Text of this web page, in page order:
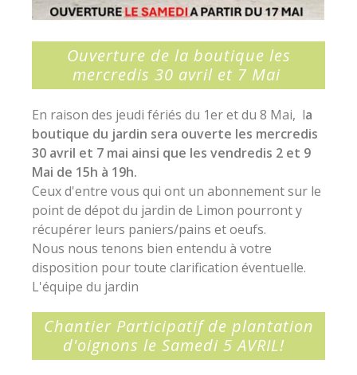
Ouverture de la boutique les
mercredis 30 avril et 7 Mai
En raison des jeudi fériés du 1er et du 8 Mai, la
boutique du jardin sera ouverte les mercredis
30 avril et 7 mai ainsi que les vendredis 2 et 9
Mai de 15h à 19h.
Ceux d'entre vous qui ont un abonnement sur le
point de dépot du jardin de Limon pourront y
récupérer leurs paniers/pains et oeufs.
Nous nous tenons bien entendu à votre
disposition pour toute clarification éventuelle.
L'équipe du jardin
Chantier Participatif de plantation
d'oignons le Samedi 5 AVRIL!